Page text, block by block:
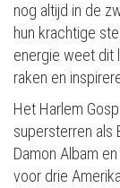
nog altijd in de
hun krachtige
energie weet dit
raken en
Het Harlem
supersterren als
Damon Albam
voor drie